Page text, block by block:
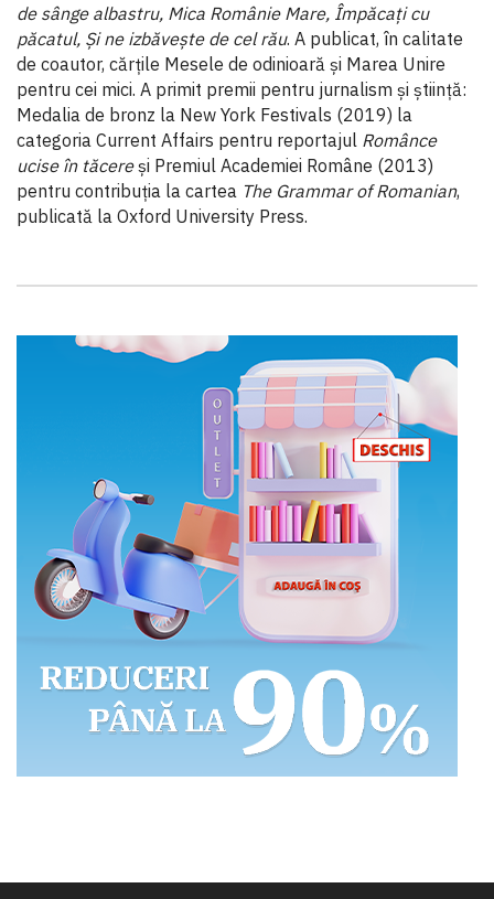
de sânge albastru, Mica Românie Mare, Împăcaţi cu
păcatul, Și ne izbăvește de cel rău. A publicat, în calitate
de coautor, cărţile Mesele de odinioară și Marea Unire
pentru cei mici. A primit premii pentru jurnalism și știinţă:
Medalia de bronz la New York Festivals (2019) la
categoria Current Affairs pentru reportajul Românce
ucise în tăcereși Premiul Academiei Române (2013)
pentru contribuţia la cartea The Grammar of Romanian,
publicată la Oxford University Press.